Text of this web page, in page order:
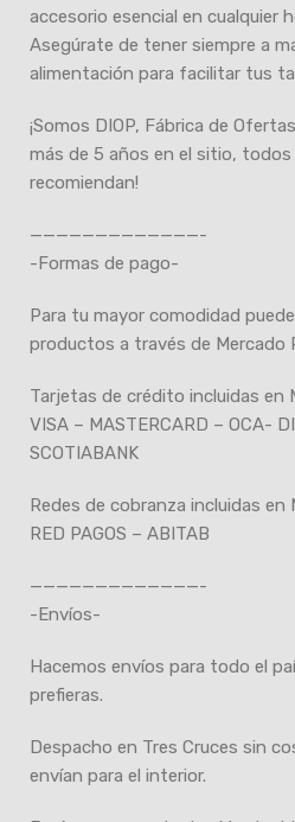
accesorio esencial en cualquier
Asegúrate de tener siempre a
alimentación para facilitar tus
¡Somos DIOP, Fábrica de
más de 5 años en el sitio,
recomiendan!
—————————————-
-Formas de pago-
Para tu mayor comodidad
productos a través de Mercado
Tarjetas de crédito incluidas en
VISA – MASTERCARD – OCA-
SCOTIABANK
Redes de cobranza incluidas en
RED PAGOS – ABITAB
—————————————-
-Envíos-
Hacemos envíos para todo el
prefieras.
Despacho en Tres Cruces sin
envían para el interior.